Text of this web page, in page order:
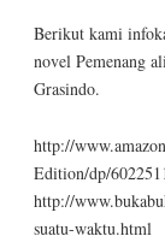
Berikut kami
novel Pemenang
Grasindo.
http://
Edition/dp/
http://
suatu-waktu.html